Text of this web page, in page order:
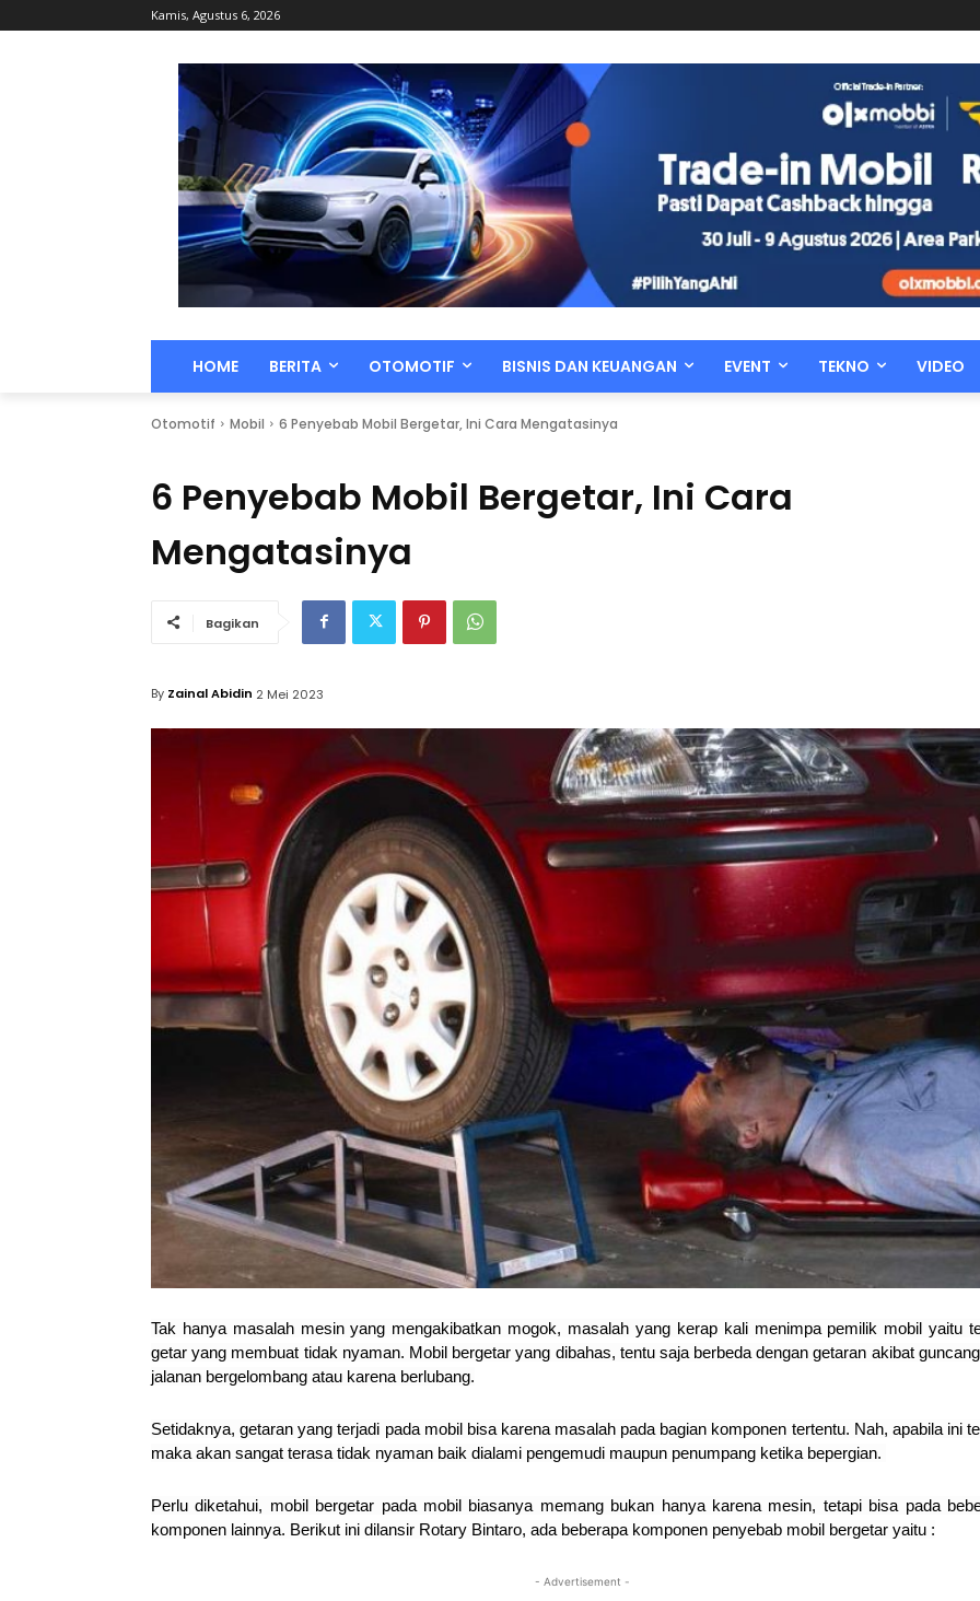
Kamis, Agustus 6, 2026
HOME BERITA OTOMOTIF BISNIS DAN KEUANGAN EVENT TEKNO VIDEO
Otomotif Mobil 6 Penyebab Mobil Bergetar, Ini Cara Mengatasinya
6 Penyebab Mobil Bergetar, Ini Cara
Mengatasinya
Bagikan
By Zainal Abidin 2 Mei 2023
Tak hanya masalah mesin yang mengakibatkan mogok, masalah yang kerap kali menimpa pemilik mobil yaitu
getar yang membuat tidak nyaman. Mobil bergetar yang dibahas, tentu saja berbeda dengan getaran akibat
jalanan bergelombang atau karena berlubang.
Setidaknya, getaran yang terjadi pada mobil bisa karena masalah pada bagian komponen tertentu. Nah, apabila ini
maka akan sangat terasa tidak nyaman baik dialami pengemudi maupun penumpang ketika bepergian.
Perlu diketahui, mobil bergetar pada mobil biasanya memang bukan hanya karena mesin, tetapi bisa pada
komponen lainnya. Berikut ini dilansir Rotary Bintaro, ada beberapa komponen penyebab mobil bergetar yaitu :
- Advertisement -